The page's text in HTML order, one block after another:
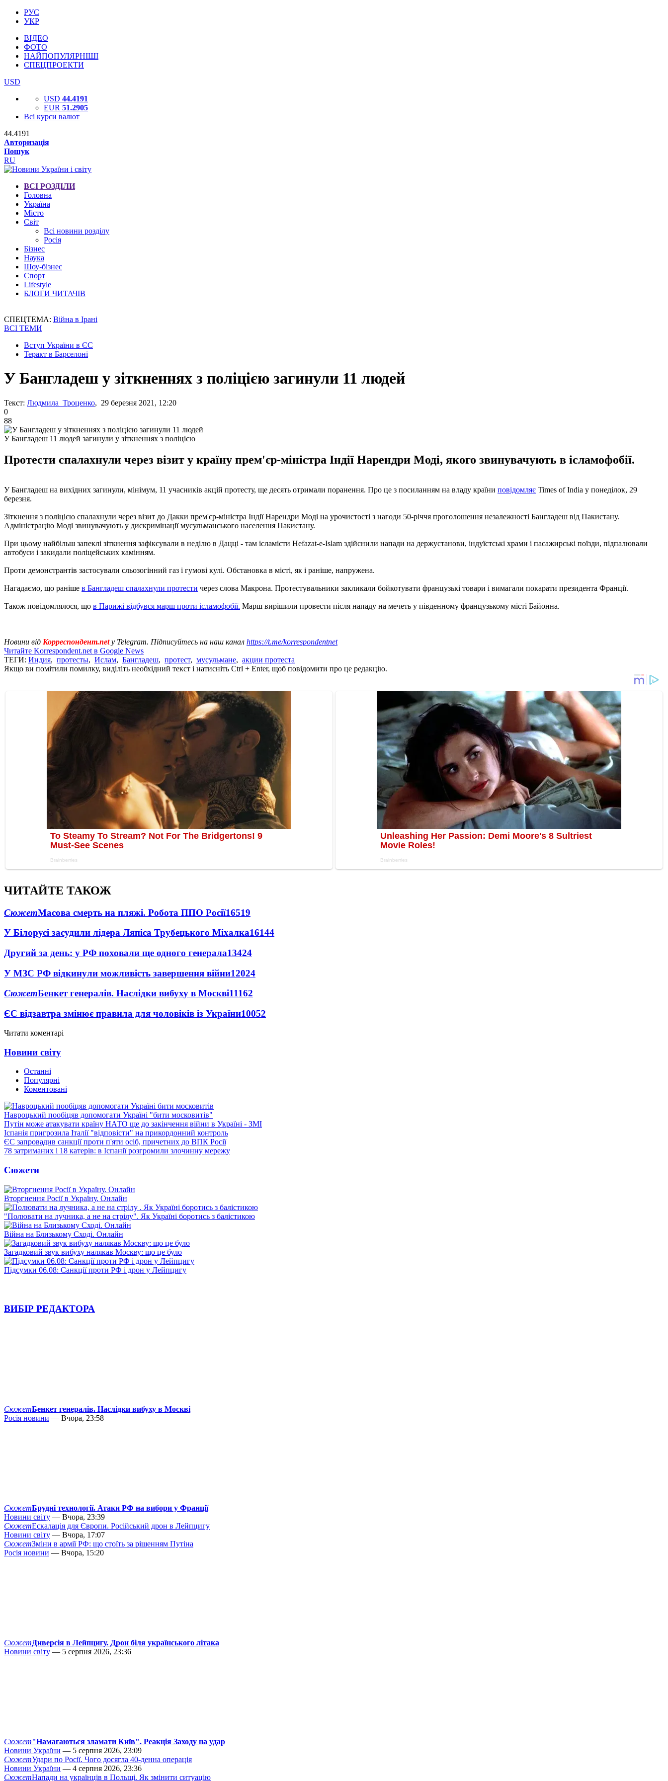
РУС
УКР
ВІДЕО
ФОТО
НАЙПОПУЛЯРНІШІ
СПЕЦПРОЕКТИ
USD
USD 44.4191
EUR 51.2905
Всі курси валют
44.4191
Авторизація
Пошук
RU
ВСІ РОЗДІЛИ
Головна
Україна
Місто
Світ
Всі новини розділу
Росія
Бізнес
Наука
Шоу-бізнес
Спорт
Lifestyle
БЛОГИ ЧИТАЧІВ
СПЕЦТЕМА: Війна в Ірані
ВСІ ТЕМИ
Вступ України в ЄС
Теракт в Барселоні
У Бангладеш у зіткненнях з поліцією загинули 11 людей
Текст: Людмила Троценко, 29 березня 2021, 12:20
0
88
У Бангладеш 11 людей загинули у зіткненнях з поліцією
Протести спалахнули через візит у країну прем'єр-міністра Індії Нарендри Моді, якого звинувачують в ісламофобії.
У Бангладеш на вихідних загинули, мінімум, 11 учасників акцій протесту, ще десять отримали поранення. Про це з посиланням на владу країни повідомляє Times of India у понеділок, 29
березня.
Зіткнення з поліцією спалахнули через візит до Дакки прем'єр-міністра Індії Нарендри Моді на урочистості з нагоди 50-річчя проголошення незалежності Бангладеш від Пакистану.
Адміністрацію Моді звинувачують у дискримінації мусульманського населення Пакистану.
При цьому найбільш запеклі зіткнення зафіксували в неділю в Дацці - там ісламісти Hefazat-e-Islam здійснили напади на держустанови, індуїстські храми і пасажирські поїзди, підпалювали
автобуси і закидали поліцейських камінням.
Проти демонстрантів застосували сльозогінний газ і гумові кулі. Обстановка в місті, як і раніше, напружена.
Нагадаємо, що раніше в Бангладеш спалахнули протести через слова Макрона. Протестувальники закликали бойкотувати французькі товари і вимагали покарати президента Франції.
Також повідомлялося, що в Парижі відбувся марш проти ісламофобії. Марш вирішили провести після нападу на мечеть у південному французькому місті Байонна.
Новини від Корреспондент.netу Telegram. Підписуйтесь на наш канал https://t.me/korrespondentnet
Читайте Korrespondent.net в Google News
ТЕГИ: Индия, протесты, Ислам, Бангладеш, протест, мусульмане, акции протеста
Якщо ви помітили помилку, виділіть необхідний текст і натисніть Ctrl + Enter, щоб повідомити про це редакцію.
ЧИТАЙТЕ ТАКОЖ
СюжетМасова смерть на пляжі. Робота ППО Росії16519
У Білорусі засудили лідера Ляпіса Трубецького Міхалка16144
Другий за день: у РФ поховали ще одного генерала13424
У МЗС РФ відкинули можливість завершення війни12024
СюжетБенкет генералів. Наслідки вибуху в Москві11162
ЄС відзавтра змінює правила для чоловіків із України10052
Читати коментарі
Новини світу
Останні
Популярні
Коментовані
Навроцький пообіцяв допомогати Україні "бити московитів"
Путін може атакувати країну НАТО ще до закінчення війни в Україні - ЗМІ
Іспанія пригрозила Італії "відповісти" на прикордонний контроль
ЄС запровадив санкції проти п'яти осіб, причетних до ВПК Росії
78 затриманих і 18 катерів: в Іспанії розгромили злочинну мережу
Сюжети
Вторгнення Росії в Україну. Онлайн
"Полювати на лучника, а не на стрілу". Як Україні боротись з балістикою
Війна на Близькому Сході. Онлайн
Загадковий звук вибуху налякав Москву: що це було
Підсумки 06.08: Санкції проти РФ і дрон у Лейпцигу
ВИБІР РЕДАКТОРА
СюжетБенкет генералів. Наслідки вибуху в Москві
Росія новини — Вчора, 23:58
СюжетБрудні технології. Атаки РФ на вибори у Франції
Новини світу — Вчора, 23:39
СюжетЕскалація для Європи. Російський дрон в Лейпцигу
Новини світу — Вчора, 17:07
СюжетЗміни в армії РФ: що стоїть за рішенням Путіна
Росія новини — Вчора, 15:20
СюжетДиверсія в Лейпцигу. Дрон біля українського літака
Новини світу — 5 серпня 2026, 23:36
Сюжет"Намагаються зламати Київ". Реакція Заходу на удар
Новини України — 5 серпня 2026, 23:09
СюжетУдари по Росії. Чого досягла 40-денна операція
Новини України — 4 серпня 2026, 23:36
СюжетНапади на українців в Польщі. Як змінити ситуацію